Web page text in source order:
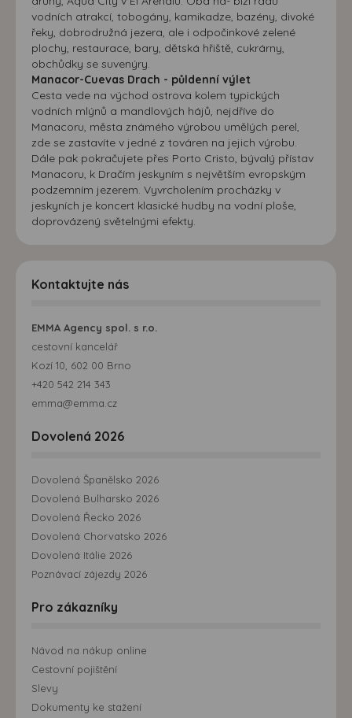
vodních atrakcí, tobogány, kamikadze, bazény, divoké
řeky, dobrodružná jezera, ale i odpočinkové zelené
plochy, restaurace, bary, dětská hřiště, cukrárny,
obchůdky se suvenýry.
Manacor-Cuevas Drach - půldenní výlet
Cesta vede na východ ostrova kolem typických
vodních mlýnů a mandlových hájů, nejdříve do
Manacoru, města známého výrobou umělých perel,
zde se zastavíte v jedné z továren na jejich výrobu.
Dále pak pokračujete přes Porto Cristo, bývalý přístav
Manacoru, k Dračím jeskyním s největším evropským
podzemním jezerem. Vyvrcholením procházky v
jeskyních je koncert klasické hudby na vodní ploše,
doprovázený světelnými efekty.
Kontaktujte nás
EMMA Agency spol. s r.o.
cestovní kancelář
Kozí 10, 602 00 Brno
+420 542 214 343
emma@emma.cz
Dovolená 2026
Dovolená Španělsko 2026
Dovolená Bulharsko 2026
Dovolená Řecko 2026
Dovolená Chorvatsko 2026
Dovolená Itálie 2026
Poznávací zájezdy 2026
Pro zákazníky
Návod na nákup online
Cestovní pojištění
Slevy
Dokumenty ke stažení